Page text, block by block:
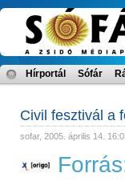
Hírportál Sófár
Civil fesztivál a
sofar, 2005. április 14.